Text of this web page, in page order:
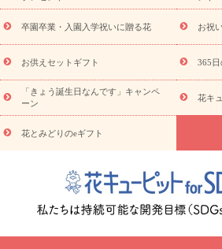
お祝い
お供え・お悔やみ 花とセット
プチギフト（hanamore -ハナモア-）
キューピットのeGfit
カラー ピンク
ド
お花の種類 トルコ
お祝い お祝い・3000円～ お祝い・
5000円～
お祝い・7000円～ お祝い・
悔やみ
円～
お供え・お悔やみ・
読み物
いのマナー
定年退職祝いのマナー
お
花キューピットのお祝いコラム
彩心理学」で選ぶ方法
結婚祝いの予算
卒園卒業・入園入学祝いに贈る花 お祝
お供えセットギフト 365
「きょう誕生日なんです」キャンペ
ーン
花キ
花とみどりのeギフト